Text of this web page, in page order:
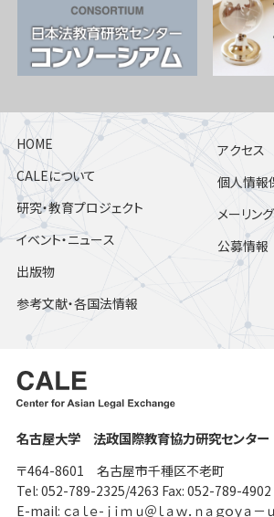
HOME
CALEについて
研究・教育プロジェクト
イベント・ニュース
出版物
参考文献・各国法情報
アクセス
個人情報
メーリン
公募情報
名古屋大学 法政国際教育協力研究センター
〒464-8601 名古屋市千種区不老町
Tel: 052-789-2325/4263 Fax: 052-789-4902
E-mail: ｃａｌｅ-ｊｉｍｕ＠ｌａｗ．ｎａｇｏｙａ－ｕ